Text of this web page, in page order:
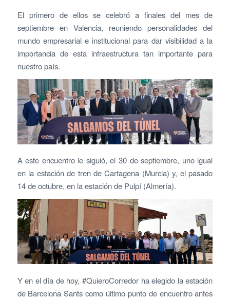
El primero de ellos se celebró a finales del mes de
septiembre en Valencia, reuniendo personalidades del
mundo empresarial e institucional para dar visibilidad a la
importancia de esta infraestructura tan importante para
nuestro país.
A este encuentro le siguió, el 30 de septiembre, uno igual
en la estación de tren de Cartagena (Murcia) y, el pasado
14 de octubre, en la estación de Pulpí (Almería).
Y en el día de hoy, #QuieroCorredor ha elegido la estación
de Barcelona Sants como último punto de encuentro antes